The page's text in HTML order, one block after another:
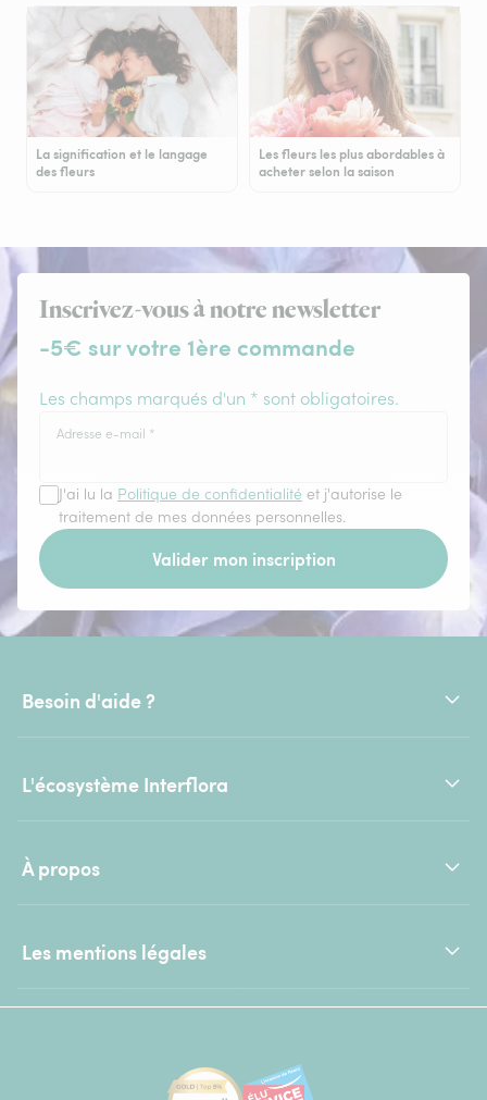
La signification et le langage
des fleurs
Les fleurs les plus abordables à
acheter selon la saison
Inscrivez-vous à notre newsletter
-5€ sur votre 1ère commande
Les champs marqués d'un * sont obligatoires.
Adresse e-mail *
J'ai lu la Politique de confidentialité et j'autorise le
traitement de mes données personnelles.
Valider mon inscription
Besoin d'aide ?
L'écosystème Interflora
À propos
Les mentions légales